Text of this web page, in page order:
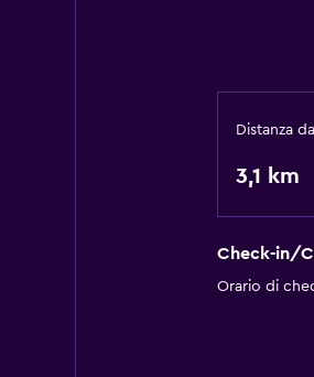
Distanza
3,1 km
Check-in/
Orario di